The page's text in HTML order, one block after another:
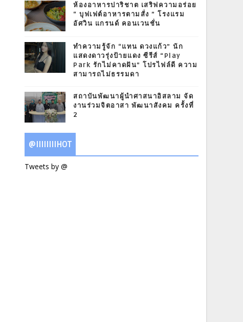
ห้องอาหารปาริชาต เสริฟความอร่อย
“ บุฟเฟต์อาหารตามสั่ง ” โรงแรม
อัศวิน แกรนด์ คอนเวนชั่น
ทำความรู้จัก “แทน ดวงแก้ว” นัก
แสดงดาวรุ่งป้ายแดง ซีรีส์ “Play
Park รักไม่คาดฝัน” โปรไฟล์ดี ความ
สามารถไม่ธรรมดา
สถาบันพัฒนาผู้นำศาสนาอิสลาม จัด
งานร่วมจิตอาสา พัฒนาสังคม ครั้งที่
2
@IIIIIIIIHOT
Tweets by @